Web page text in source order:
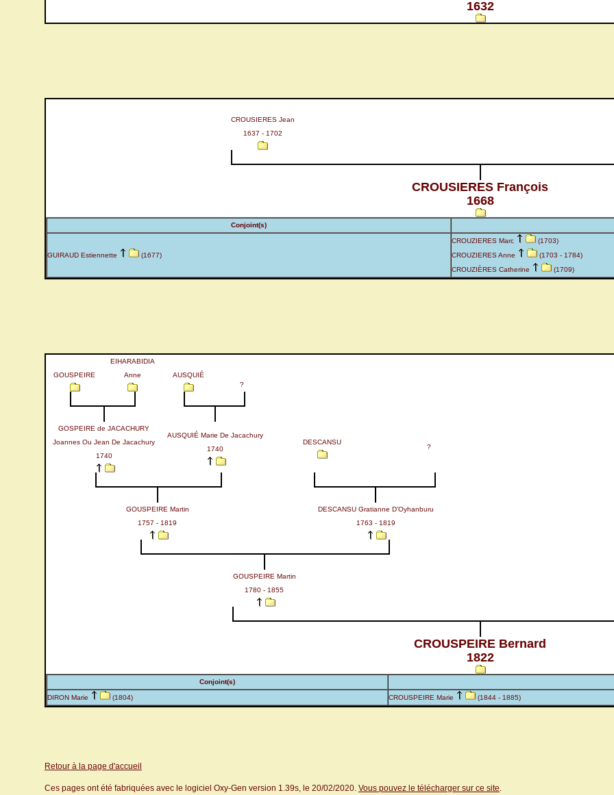
1632
CROUSIERES Jean
1637 - 1702
CROUSIERES François
1668
Conjoint(s)
GUIRAUD Estiennette (1677)
CROUZIERES Marc
(1703)
CROUZIERES Anne
(1703 - 1784)
CROUZIÈRES Catherine
(1709)
GOUSPEIRE
EIHARABIDIA
Anne
AUSQUIÉ
?
GOSPEIRE de JACACHURY
Joannes Ou Jean De Jacachury
1740
AUSQUIÉ Marie De Jacachury
1740
DESCANSU
?
GOUSPEIRE Martin
1757 - 1819
DESCANSU Gratianne D'Oyhanburu
1763 - 1819
GOUSPEIRE Martin
1780 - 1855
CROUSPEIRE Bernard
1822
Conjoint(s)
DIRON Marie (1804) CROUSPEIRE Marie (1844 - 1885)
Retour à la page d'accueil
Ces pages ont été fabriquées avec le logiciel Oxy-Gen version 1.39s, le 20/02/2020. Vous pouvez le télécharger sur ce site.